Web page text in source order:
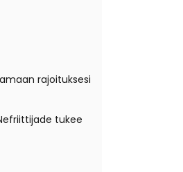
rajoituksesi
tukee